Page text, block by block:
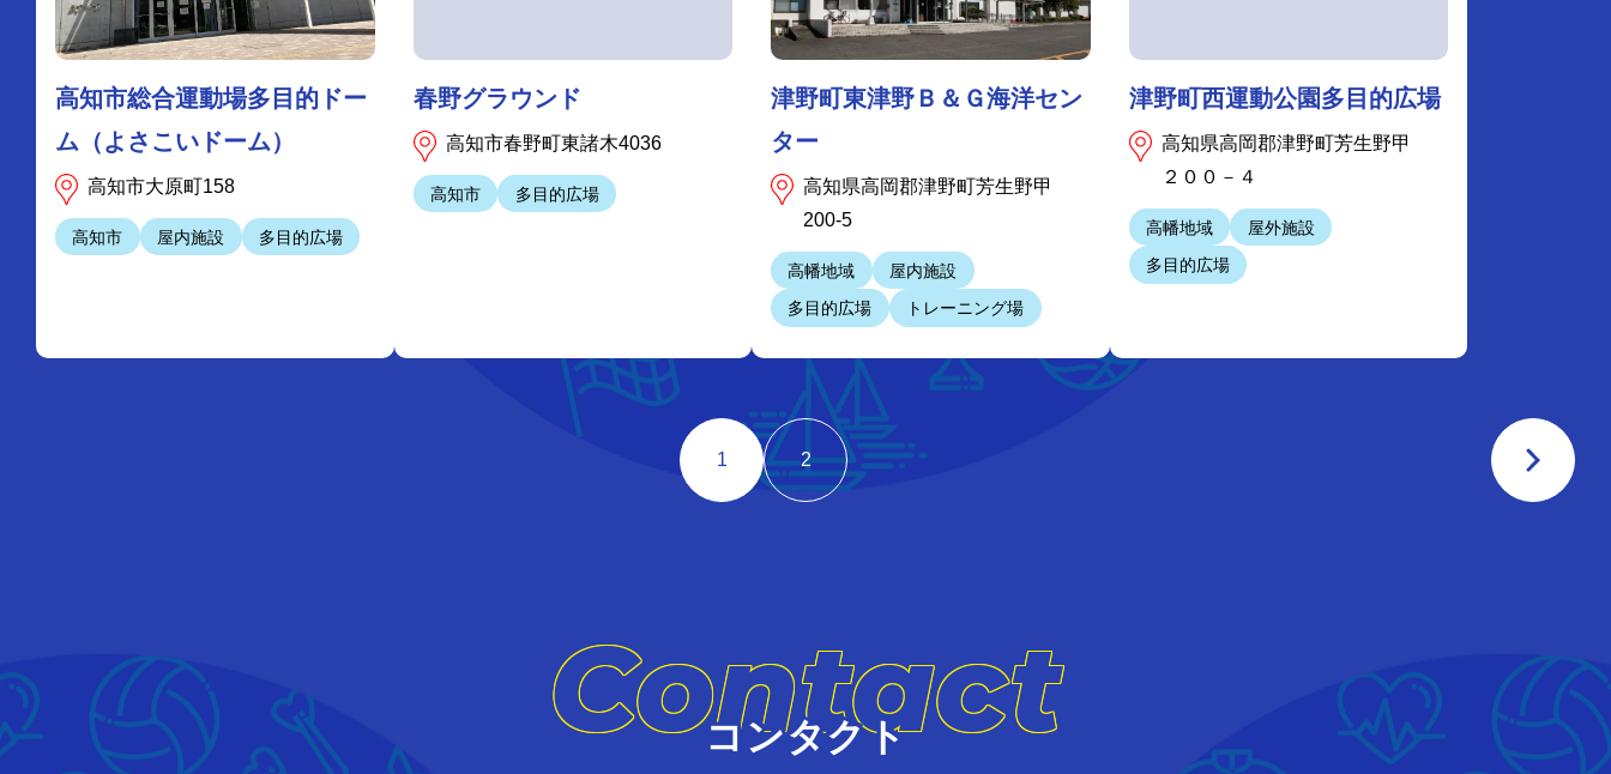
高知市総合運動場多目的ドー
ム（よさこいドーム）
高知市大原町158
高知市 屋内施設 多目的広場
春野グラウンド
高知市春野町東諸木4036
高知市 多目的広場
津野町東津野Ｂ＆Ｇ海洋セン
ター
高知県高岡郡津野町芳生野甲
200-5
高幡地域
屋内施設
多目的広場
トレーニング場
津野町西運動公園多目的広場
高知県高岡郡津野町芳生野甲
２００－４
高幡地域
屋外施設
多目的広場
1 2
Contact
コンタクト